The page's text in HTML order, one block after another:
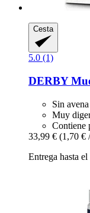
Cesta
5.0 (1)
DERBY
Sin avena
Muy
Contiene
33,99 € (1,70 €
Entrega hasta